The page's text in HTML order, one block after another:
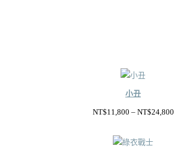
小丑
NT$11,800 – NT$24,800價